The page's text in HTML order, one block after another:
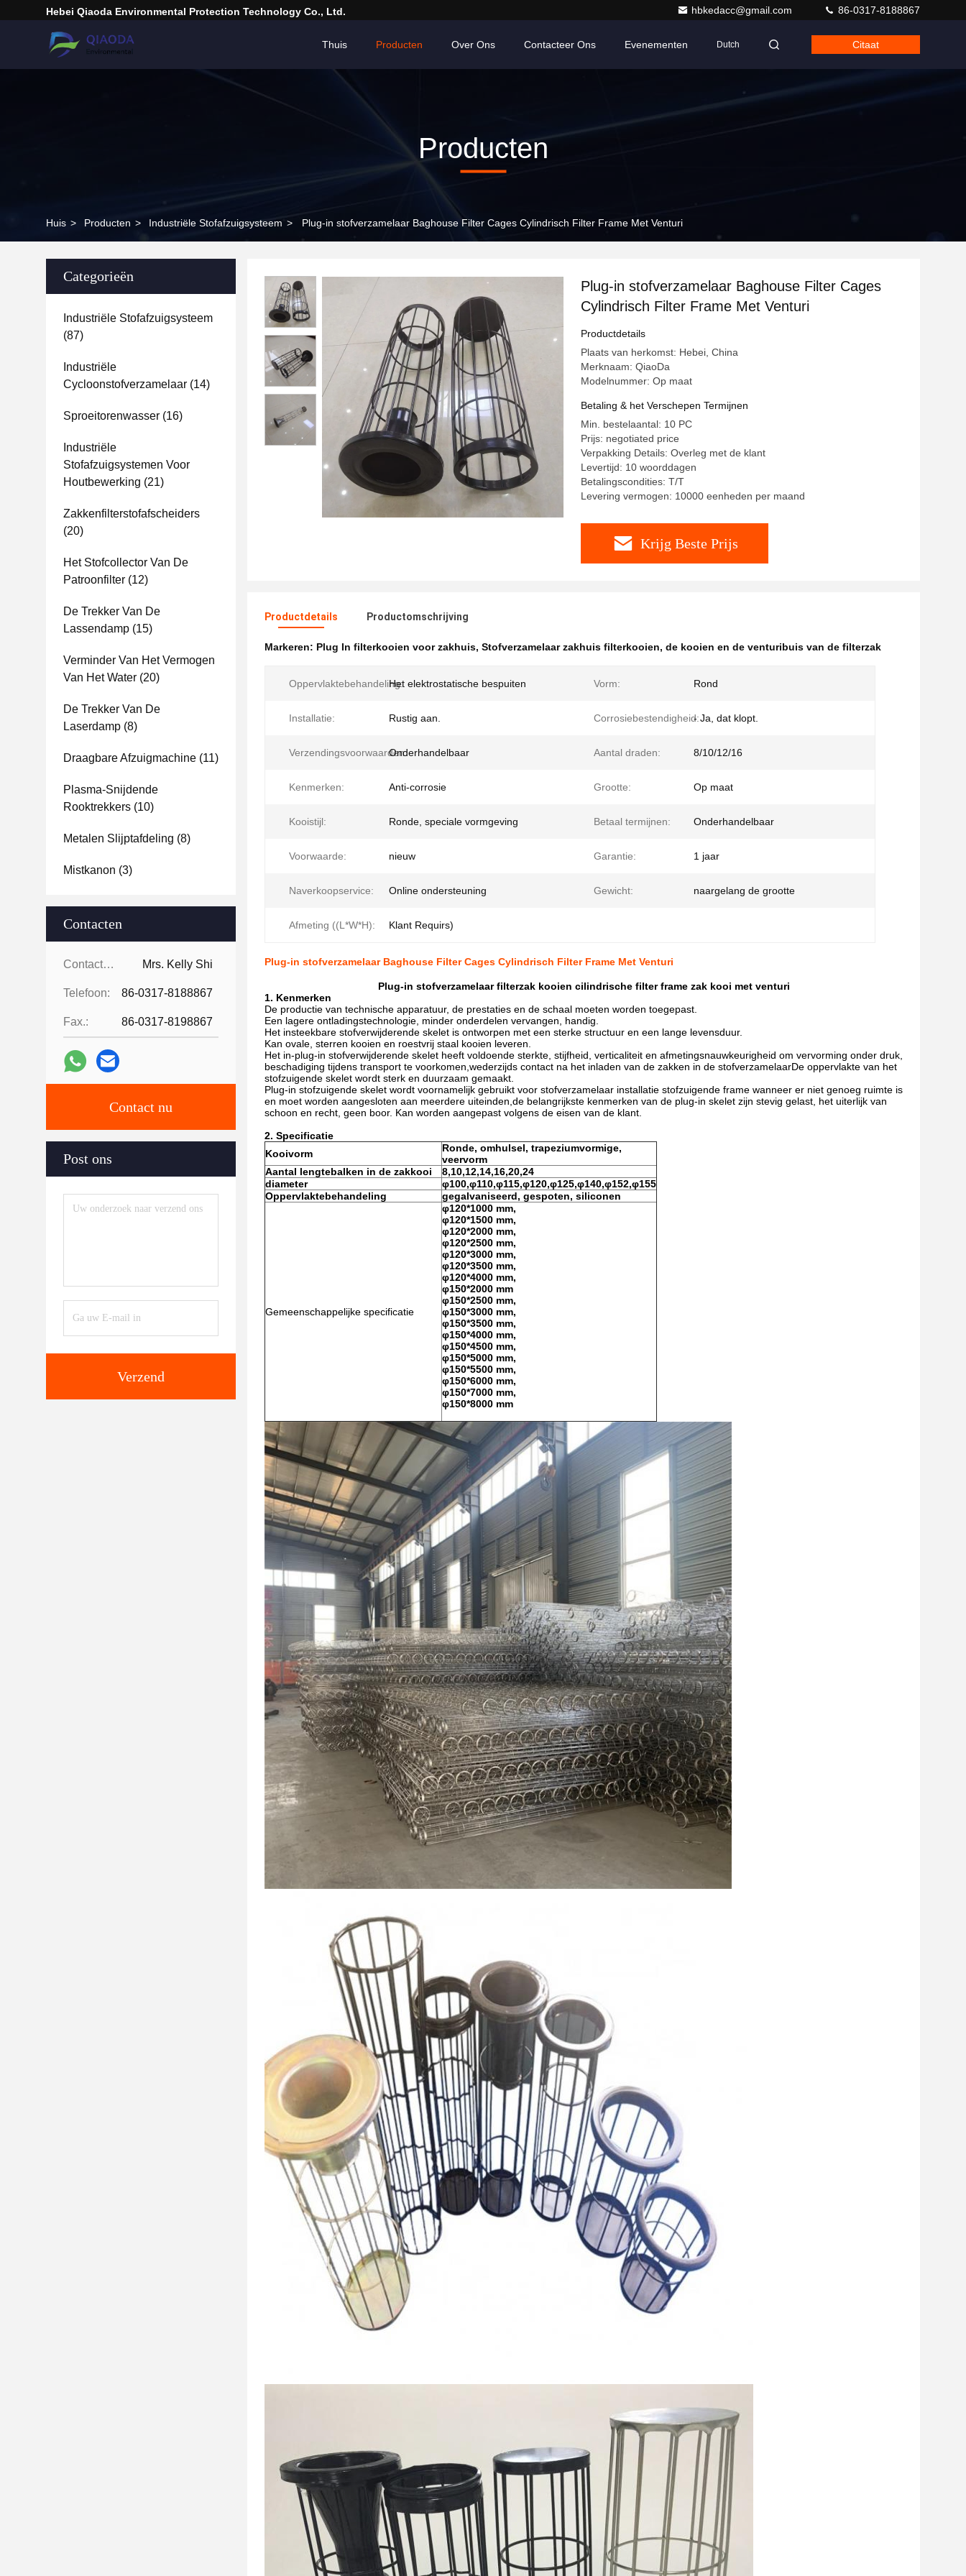
Hebei Qiaoda Environmental Protection Technology Co., Ltd. hbkedacc@gmail.com 86-0317-8188867
Thuis Producten Over Ons Contacteer Ons Evenementen Dutch Citaat
Producten
Huis > Producten > Industriële Stofafzuigsysteem > Plug-in stofverzamelaar Baghouse Filter Cages Cylindrisch Filter Frame Met Venturi
Categorieën
Industriële Stofafzuigsysteem
(87)
Industriële
Cycloonstofverzamelaar (14)
Sproeitorenwasser (16)
Industriële
Stofafzuigsystemen Voor
Houtbewerking (21)
Zakkenfilterstofafscheiders
(20)
Het Stofcollector Van De
Patroonfilter (12)
De Trekker Van De
Lassendamp (15)
Verminder Van Het Vermogen
Van Het Water (20)
De Trekker Van De
Laserdamp (8)
Draagbare Afzuigmachine (11)
Plasma-Snijdende
Rooktrekkers (10)
Metalen Slijptafdeling (8)
Mistkanon (3)
Contacten
Contacten: Mrs. Kelly Shi
Telefoon: 86-0317-8188867
Fax.: 86-0317-8198867
Contact nu
Post ons
Verzend
Plug-in stofverzamelaar Baghouse Filter Cages
Cylindrisch Filter Frame Met Venturi
Productdetails
Plaats van herkomst: Hebei, China
Merknaam: QiaoDa
Modelnummer: Op maat
Betaling & het Verschepen Termijnen
Min. bestelaantal: 10 PC
Prijs: negotiated price
Verpakking Details: Overleg met de klant
Levertijd: 10 woorddagen
Betalingscondities: T/T
Levering vermogen: 10000 eenheden per maand
Krijg Beste Prijs
Productdetails Productomschrijving
Markeren: Plug In filterkooien voor zakhuis, Stofverzamelaar zakhuis filterkooien, de kooien en de venturibuis van de filterzak
Oppervlaktebehandeling:Het elektrostatische bespuiten Vorm: Rond
Installatie: Rustig aan. Corrosiebestendigheid:- Ja, dat klopt.
Verzendingsvoorwaarden:Onderhandelbaar Aantal draden: 8/10/12/16
Kenmerken: Anti-corrosie Grootte: Op maat
Kooistijl: Ronde, speciale vormgeving Betaal termijnen: Onderhandelbaar
Voorwaarde: nieuw Garantie: 1 jaar
Naverkoopservice: Online ondersteuning Gewicht: naargelang de grootte
Afmeting ((L*W*H): Klant Requirs)
Plug-in stofverzamelaar Baghouse Filter Cages Cylindrisch Filter Frame Met Venturi
Plug-in stofverzamelaar filterzak kooien cilindrische filter frame zak kooi met venturi
1. Kenmerken
De productie van technische apparatuur, de prestaties en de schaal moeten worden toegepast.
Een lagere ontladingstechnologie, minder onderdelen vervangen, handig.
Het insteekbare stofverwijderende skelet is ontworpen met een sterke structuur en een lange levensduur.
Kan ovale, sterren kooien en roestvrij staal kooien leveren.
Het in-plug-in stofverwijderende skelet heeft voldoende sterkte, stijfheid, verticaliteit en afmetingsnauwkeurigheid om vervorming onder druk,
beschadiging tijdens transport te voorkomen,wederzijds contact na het inladen van de zakken in de stofverzamelaarDe oppervlakte van het
stofzuigende skelet wordt sterk en duurzaam gemaakt.
Plug-in stofzuigende skelet wordt voornamelijk gebruikt voor stofverzamelaar installatie stofzuigende frame wanneer er niet genoeg ruimte is
en moet worden aangesloten aan meerdere uiteinden,de belangrijkste kenmerken van de plug-in skelet zijn stevig gelast, het uiterlijk van
schoon en recht, geen boor. Kan worden aangepast volgens de eisen van de klant.
2. Specificatie
Kooivorm
Ronde, omhulsel, trapeziumvormige,
veervorm
Aantal lengtebalken in de zakkooi
8,10,12,14,16,20,24
diameter
φ100,φ110,φ115,φ120,φ125,φ140,φ152,φ155
Oppervlaktebehandeling
gegalvaniseerd, gespoten, siliconen
Gemeenschappelijke specificatie
φ120*1000 mm,
φ120*1500 mm,
φ120*2000 mm,
φ120*2500 mm,
φ120*3000 mm,
φ120*3500 mm,
φ120*4000 mm,
φ150*2000 mm
φ150*2500 mm,
φ150*3000 mm,
φ150*3500 mm,
φ150*4000 mm,
φ150*4500 mm,
φ150*5000 mm,
φ150*5500 mm,
φ150*6000 mm,
φ150*7000 mm,
φ150*8000 mm